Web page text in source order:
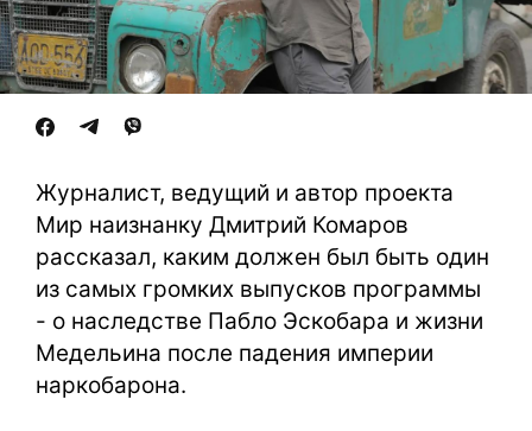
Журналист, ведущий и автор проекта
Мир наизнанку Дмитрий Комаров
рассказал, каким должен был быть один
из самых громких выпусков программы
- о наследстве Пабло Эскобара и жизни
Медельина после падения империи
наркобарона.